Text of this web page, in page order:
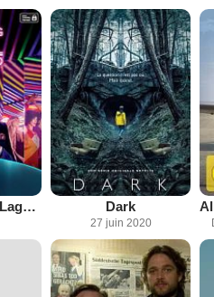
Becoming Karl Lagerfeld Dark
27 juin 2020